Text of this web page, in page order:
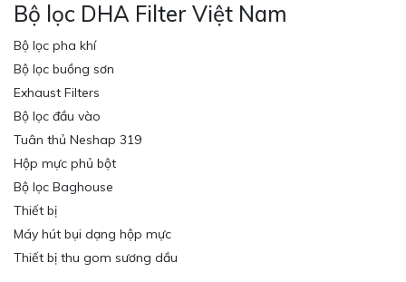
Bộ lọc DHA Filter Việt Nam
Bộ lọc pha khí
Bộ lọc buồng sơn
Exhaust Filters
Bộ lọc đầu vào
Tuân thủ Neshap 319
Hộp mực phủ bột
Bộ lọc Baghouse
Thiết bị
Máy hút bụi dạng hộp mực
Thiết bị thu gom sương dầu